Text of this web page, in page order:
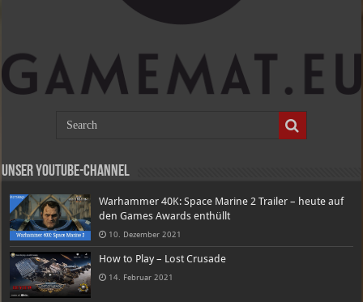
Unser Youtube-Channel
Warhammer 40K: Space Marine 2 Trailer – heute auf
den Games Awards enthüllt
10. Dezember 2021
How to Play – Lost Crusade
14. Februar 2021